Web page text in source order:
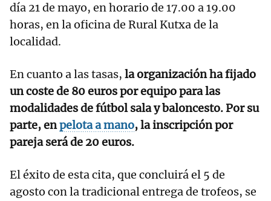
día 21 de mayo, en horario de 17.00 a 19.00
horas, en la oficina de Rural Kutxa de la
localidad.
En cuanto a las tasas, la organización ha fijado
un coste de 80 euros por equipo para las
modalidades de fútbol sala y baloncesto. Por su
parte, enpelota a mano, la inscripción por
pareja será de 20 euros.
El éxito de esta cita, que concluirá el 5 de
agosto con la tradicional entrega de trofeos, se